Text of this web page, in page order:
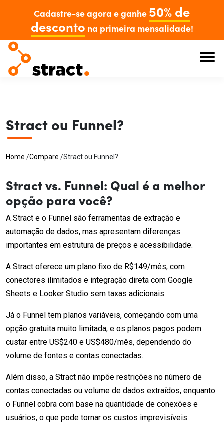
Cadastre-se agora e ganhe 50% de
desconto na primeira mensalidade!
Stract ou Funnel?
Home /Compare /Stract ou Funnel?
Stract vs. Funnel: Qual é a melhor
opção para você?
A Stract e o Funnel são ferramentas de extração e
automação de dados, mas apresentam diferenças
importantes em estrutura de preços e acessibilidade.
A Stract oferece um plano fixo de R$149/mês, com
conectores ilimitados e integração direta com Google
Sheets e Looker Studio sem taxas adicionais.
Já o Funnel tem planos variáveis, começando com uma
opção gratuita muito limitada, e os planos pagos podem
custar entre US$240 e US$480/mês, dependendo do
volume de fontes e contas conectadas.
Além disso, a Stract não impõe restrições no número de
contas conectadas ou volume de dados extraídos, enquanto
o Funnel cobra com base na quantidade de conexões e
usuários, o que pode tornar os custos imprevisíveis.